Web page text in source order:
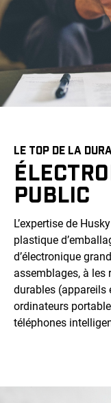
LE TOP DE LA
PUBLIC
L’expertise de
plastique
d’électronique
assemblages, à
durables (appareils
ordinateurs
téléphones